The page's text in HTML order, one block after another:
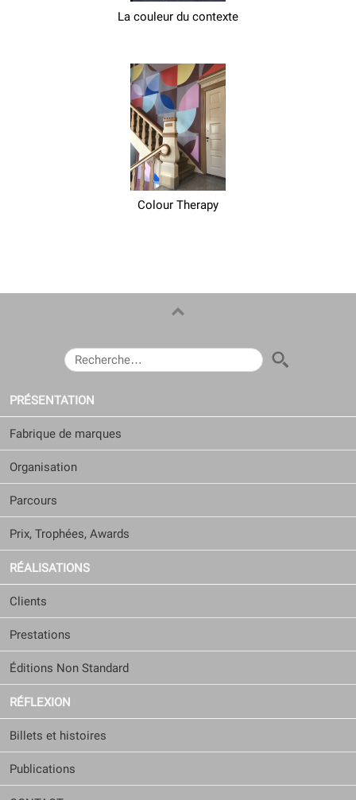
La couleur du contexte
Colour Therapy
RECHERCHER :
PRÉSENTATION
Fabrique de marques
Organisation
Parcours
Prix, Trophées, Awards
RÉALISATIONS
Clients
Prestations
Éditions Non Standard
RÉFLEXION
Billets et histoires
Publications